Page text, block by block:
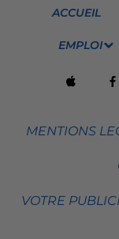
ACCUEIL
EMPLOI
MENTIONS
VOTRE